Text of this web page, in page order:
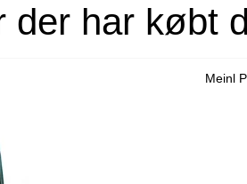
der har købt
Meinl